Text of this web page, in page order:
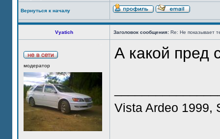
Вернуться к началу
Vyatich Заголовок сообщения: Re: Не показывает
модератор
А какой пред
Vista Ardeo 1999,